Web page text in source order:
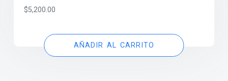
$5,200.00
AÑADIR AL CARRITO